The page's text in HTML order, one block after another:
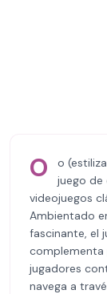
O
o
juego de
videojuegos
Ambientado
fascinante, el
complementa
jugadores
navega a